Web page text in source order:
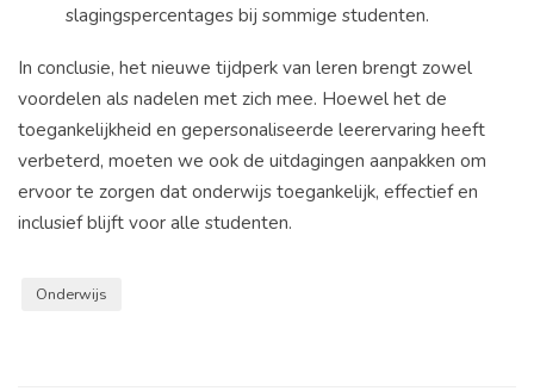
slagingspercentages bij sommige studenten.
In conclusie, het nieuwe tijdperk van leren brengt zowel
voordelen als nadelen met zich mee. Hoewel het de
toegankelijkheid en gepersonaliseerde leerervaring heeft
verbeterd, moeten we ook de uitdagingen aanpakken om
ervoor te zorgen dat onderwijs toegankelijk, effectief en
inclusief blijft voor alle studenten.
Onderwijs